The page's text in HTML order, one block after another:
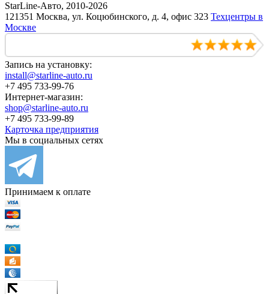
StarLine-Авто, 2010-2026
121351 Москва, ул. Коцюбинского, д. 4, офис 323 Техцентры в
Москве
Запись на установку:
install@starline-auto.ru
+7 495 733-99-76
Интернет-магазин:
shop@starline-auto.ru
+7 495 733-99-89
Карточка предприятия
Мы в социальных сетях
Принимаем к оплате